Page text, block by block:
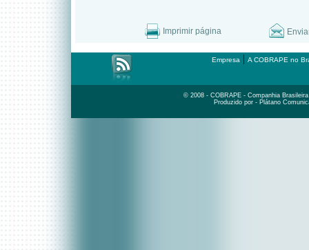
Imprimir página
Empresa | A COBRAPE no
© 2008 - COBRAPE - Companhia
Produzido por - Plátano